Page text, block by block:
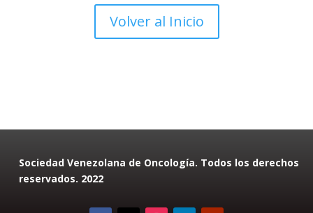
Volver al Inicio
Sociedad Venezolana de Oncología. Todos los derechos
reservados. 2022